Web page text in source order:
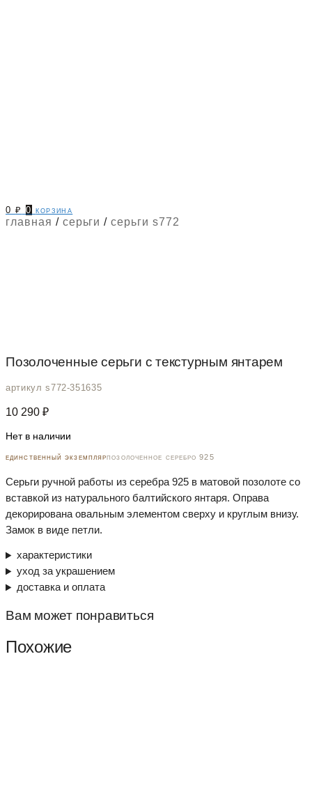
0₽ 0 корзина
главная / серьги /серьги s772
Позолоченные серьги с текстурным янтарем
артикул s772-351635
10 290 ₽
Нет в наличии
единственный экземплярпозолоченное серебро 925
Серьги ручной работы из серебра 925 в матовой позолоте со
вставкой из натурального балтийского янтаря. Оправа
декорирована овальным элементом сверху и круглым внизу.
Замок в виде петли.
характеристики
уход за украшением
доставка и оплата
Вам может понравиться
Похожие